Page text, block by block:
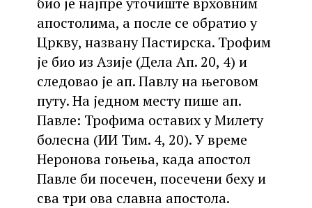
апостолима, а после се обратио у
Цркву, названу Пастирска. Трофим
је био из Азије (Дела Ап. 20, 4) и
следовао је ап. Павлу на његовом
путу. На једном месту пише ап.
Павле: Трофима оставих у Милету
болесна (ИИ Тим. 4, 20). У време
Неронова гоњења, када апостол
Павле би посечен, посечени беху и
сва три ова славна апостола.